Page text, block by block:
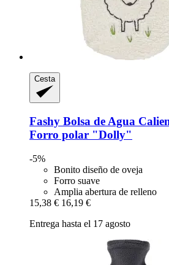
Cesta
Fashy Bolsa de Agua
Forro polar "Dolly"
-5%
Bonito diseño de oveja
Forro suave
Amplia abertura de relleno
15,38 € 16,19 €
Entrega hasta el 17 agosto